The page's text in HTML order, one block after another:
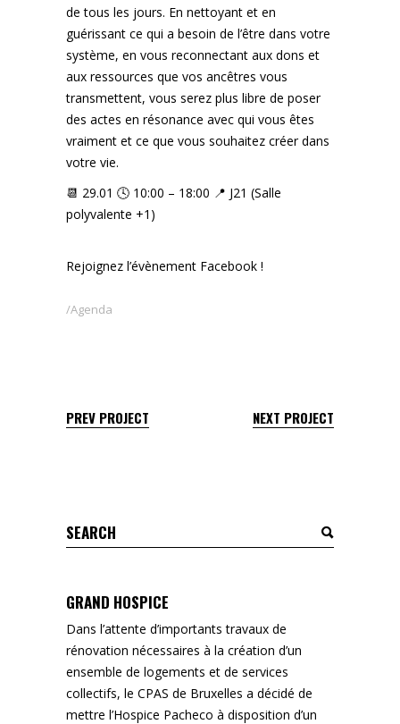
de tous les jours. En nettoyant et en
guérissant ce qui a besoin de l’être dans votre
système, en vous reconnectant aux dons et
aux ressources que vos ancêtres vous
transmettent, vous serez plus libre de poser
des actes en résonance avec qui vous êtes
vraiment et ce que vous souhaitez créer dans
votre vie.
📆 29.01 🕓 10:00 – 18:00 📍 J21 (Salle
polyvalente +1)
Rejoignez l’évènement Facebook !
Agenda
PREV PROJECT NEXT PROJECT
Search
for:
GRAND HOSPICE
Dans l’attente d’importants travaux de
rénovation nécessaires à la création d’un
ensemble de logements et de services
collectifs, le CPAS de Bruxelles a décidé de
mettre l’Hospice Pacheco à disposition d’un